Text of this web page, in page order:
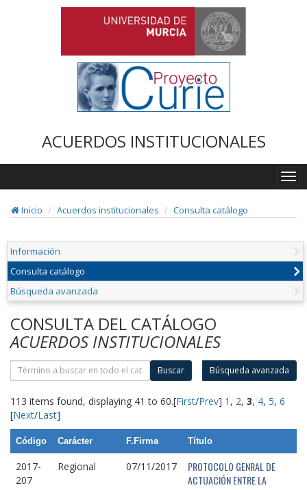
ACUERDOS INSTITUCIONALES
Inicio
Acuerdos institucionales Consulta catálogo
Información
Consulta catálogo
Búsqueda avanzada
CONSULTA DEL CATÁLOGO
ACUERDOS INSTITUCIONALES
Buscar Búsqueda avanzada
113 items found, displaying 41 to 60.[First/Prev] 1 , 2, 3, 4, 5, 6
[Next/Last]
Código Carácter F.Firma Título
2017-
207
Regional 07/11/2017
PROTOCOLO GENRAL DE
ACTUACIÓN ENTRE LA